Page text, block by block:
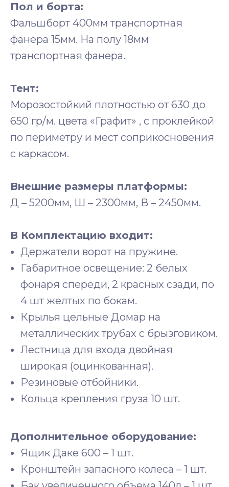
Пол и борта:
Фальшборт 400мм транспортная
фанера 15мм. На полу 18мм
транспортная фанера.
Тент:
Морозостойкий плотностью от 630 до
650 гр/м. цвета «Графит» , с проклейкой
по периметру и мест соприкосновения
с каркасом.
Внешние размеры платформы:
Д – 5200мм, Ш – 2300мм, В – 2450мм.
В Комплектацию входит:
Держатели ворот на пружине.
Габаритное освещение: 2 белых
фонаря спереди, 2 красных сзади, по
4 шт желтых по бокам.
Крылья цельные Домар на
металлических трубах с брызговиком.
Лестница для входа двойная
широкая (оцинкованная).
Резиновые отбойники.
Кольца крепления груза 10 шт.
Дополнительное оборудование:
Ящик Даке 600 – 1 шт.
Кронштейн запасного колеса – 1 шт.